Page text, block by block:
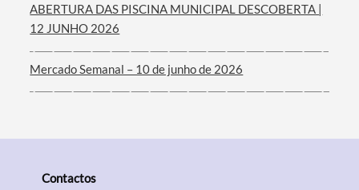
Filtros
ABERTURA DAS PISCINA MUNICIPAL DESCOBERTA |
12 JUNHO 2026
Mercado Semanal – 10 de junho de 2026
Contactos